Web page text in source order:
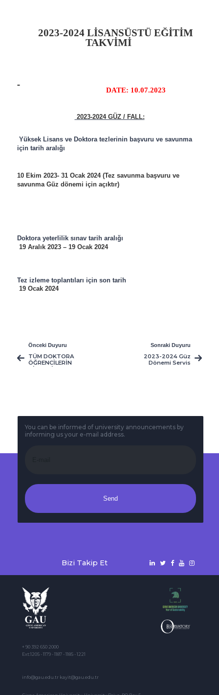
2023-2024 LİSANSÜSTÜ EĞİTİM
TAKVİMİ
DATE: 10.07.2023
2023-2024 GÜZ / FALL:
Yüksek Lisans ve Doktora tezlerinin başvuru ve savunma
için tarih aralığı
10 Ekim 2023- 31 Ocak 2024 (Tez savunma başvuru ve
savunma Güz dönemi için açıktır)
Doktora yeterlilik sınav tarih aralığı
19 Aralık 2023 – 19 Ocak 2024
Tez izleme toplantıları için son tarih
19 Ocak 2024
Önceki Duyuru
TÜM DOKTORA
ÖĞRENCİLERİN
Sonraki Duyuru
2023-2024 Güz
Dönemi Servis
You can be informed of university announcements by
informing us your e-mail address.
Send
Bizi Takip Et
+ 90 392 650 2000
Ext:1205 - 1179 - 1187 - 1185 - 1221
info@gau.edu.tr kayit@gau.edu.tr